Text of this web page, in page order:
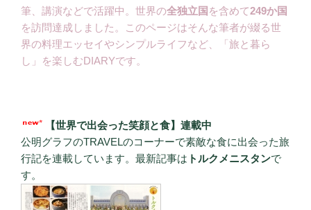
筆、講演などで活躍中。世界の全独立国 を含めて249か国
を訪問達成しました。このページはそんな筆者が綴る世
界の料理エッセイやシンプルライフなど、「旅と暮ら
し」を楽しむDIARYです。
【世界で出会った笑顔と食】連載中
公明グラフのTRAVELのコーナーで素敵な食に出会った旅
行記を連載しています。最新記事は トルクメニスタンで
す。